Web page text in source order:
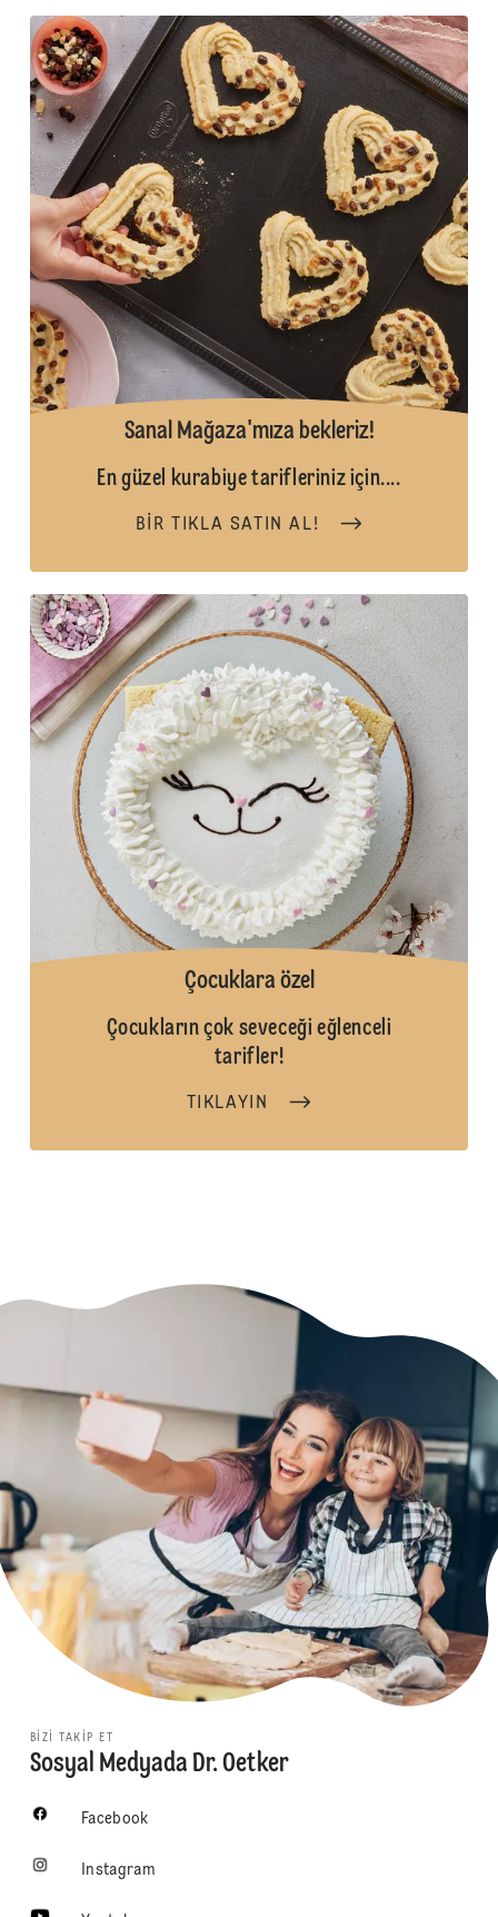
Sanal Mağaza'mıza bekleriz!
En güzel kurabiye tarifleriniz için....
BIR TIKLA SATIN AL!
Çocuklara özel
Çocukların çok seveceği eğlenceli
tarifler!
TIKLAYIN
BIZI TAKIP ET
Sosyal Medyada Dr. Oetker
Facebook
Instagram